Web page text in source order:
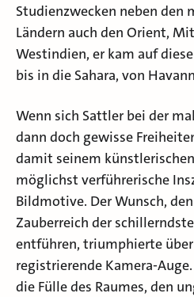
Studienzwecken neben den
Ländern auch den Orient,
Westindien, er kam auf
bis in die Sahara, von
Wenn sich Sattler bei der
dann doch gewisse
damit seinem
möglichst verführerische
Bildmotive. Der Wunsch,
Zauberreich der
entführen, triumphierte über
registrierende Kamera-
die Fülle des Raumes, den